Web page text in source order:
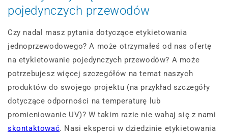
pojedynczych przewodów
Czy nadal masz pytania dotyczące etykietowania
jednoprzewodowego? A może otrzymałeś od nas ofertę
na etykietowanie pojedynczych przewodów? A może
potrzebujesz więcej szczegółów na temat naszych
produktów do swojego projektu (na przykład szczegóły
dotyczące odporności na temperaturę lub
promieniowanie UV)? W takim razie nie wahaj się z nami
skontaktować. Nasi eksperci w dziedzinie etykietowania